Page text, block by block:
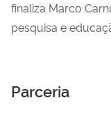
finaliza Marco
pesquisa e
Parceria